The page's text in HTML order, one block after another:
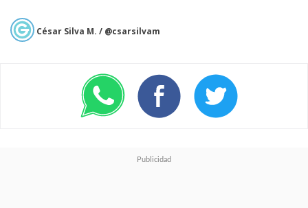
mejoras en canales de voz,
funciones de audio espacial
Con el modo Living Room, la
de ser un espacio digital donde
César Silva M. / @csarsilvam